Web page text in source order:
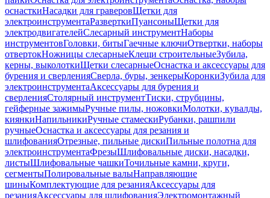
оснасткиНасадки для граверовЩетки для
электроинструментаРазверткиПуансоныЩетки для
электродвигателейСлесарный инструментНаборы
инструментовГоловки, битыГаечные ключиОтвертки, наборы
отвертокНожницы слесарныеКлещи строительныеЗубила,
керны, выколоткиЩетки слесарныеОснастка и аксессуары для
бурения и сверленияСверла, буры, зенкерыКоронкиЗубила для
электроинструментаАксессуары для бурения и
сверленияСтолярный инструментТиски, струбцины,
гейферные зажимыРучные пилы, ножовкиМолотки, кувалды,
киянкиНапильникиРучные стамескиРубанки, рашпили
ручныеОснастка и аксессуары для резания и
шлифованияОтрезные, пильные дискиПильные полотна для
электроинструментаФрезыШлифовальные диски, насадки,
листыШлифовальные чашкиТочильные камни, круги,
сегментыПолировальные валыНаправляющие
шиныКомплектующие для резанияАксессуары для
резанияАксессуары для шлифованияЭлектромонтажный